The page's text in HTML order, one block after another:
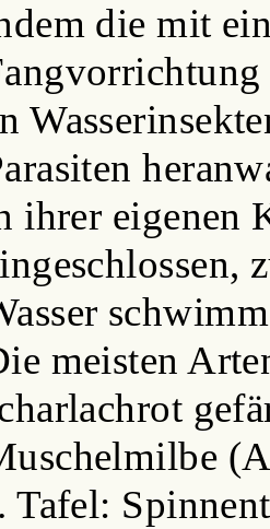
die mit
ihrer eigenen
meisten
Tafel: